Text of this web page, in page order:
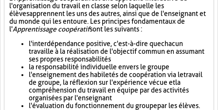
l'organisation du travail en classe selon laquelle les
élèves apprennent les uns des autres, ainsi que de l'enseignant et
du monde qui les entoure. Les principes fondamentaux de
l'Apprentissage coopératifsont les suivants :
l'interdépendance positive, c'est-à-dire que chacun
travaille à la réalisation de l'objectif commun en assumant
ses propres responsabilités
la responsabilité individuelle envers le groupe
l'enseignement des habiletés de coopération via le travail
de groupe, la réflexion sur l'expérience vécue et la
compréhension du travail en équipe par des activités
organisées par l'enseignant
l'évaluation du fonctionnement du groupe par les élèves.